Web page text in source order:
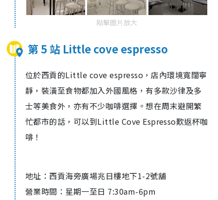
點擊圖片放大
第 5 站 Little cove espresso
位於西貢的Little cove espresso，店內環境寬闊寧
靜，裝潢至食物都加入外國風格，有多款沙律及多
士等美食外，亦有不少咖啡選擇。想在周末避開繁
忙都市的話，可以到Little Cove Espresso歎返杯咖
啡！
地址：西貢海旁廣場兆日樓地下1-2號舖
營業時間：星期一至日 7:30am-6pm